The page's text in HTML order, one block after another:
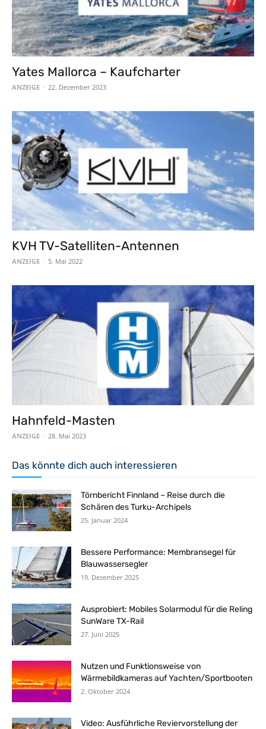
Yates Mallorca – Kaufcharter
ANZEIGE - 22. Dezember 2023
KVH TV-Satelliten-Antennen
ANZEIGE - 5. Mai 2022
Hahnfeld-Masten
ANZEIGE - 28. Mai 2023
Das könnte dich auch interessieren
Törnbericht Finnland – Reise durch die
Schären des Turku-Archipels
25. Januar 2024
Bessere Performance: Membransegel für
Blauwassersegler
19. Dezember 2025
Ausprobiert: Mobiles Solarmodul für die Reling
SunWare TX-Rail
27. Juni 2025
Nutzen und Funktionsweise von
Wärmebildkameras auf Yachten/Sportbooten
2. Oktober 2024
Video: Ausführliche Reviervorstellung der